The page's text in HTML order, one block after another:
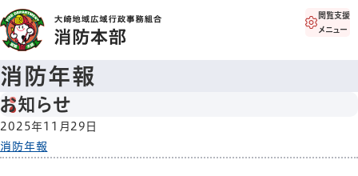
閲覧支援
メニュー
消防年報
お知らせ
2025年11月29日
消防年報